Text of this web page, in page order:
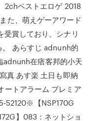
2chベストエロゲ 2018
た、萌えゲーアワード
賞しており、シナリ
。 あらすじ adnunh的
adnunh在痞客邦的小天
真 あす楽 土日も即納
ートアラーム プレミア
52120※【NSP170G
】083：ネットショ